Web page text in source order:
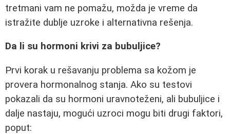
tretmani vam ne pomažu, možda je vreme da
istražite dublje uzroke i alternativna rešenja.
Da li su hormoni krivi za bubuljice?
Prvi korak u rešavanju problema sa kožom je
provera hormonalnog stanja. Ako su testovi
pokazali da su hormoni uravnoteženi, ali bubuljice i
dalje nastaju, mogući uzroci mogu biti drugi faktori,
poput: